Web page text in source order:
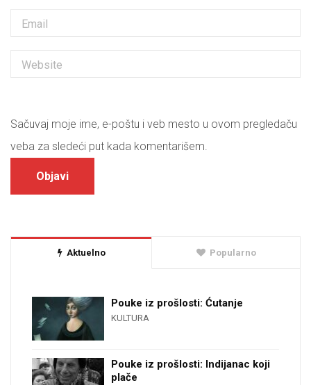
Sačuvaj moje ime, e-poštu i veb mesto u ovom pregledaču
veba za sledeći put kada komentarišem.
Aktuelno Popularno
Pouke iz prošlosti: Ćutanje
KULTURA
Pouke iz prošlosti: Indijanac koji
plače